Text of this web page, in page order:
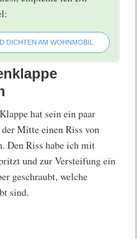
DICHTEN AM WOHNMOBIL
hat sein ein paar
Mitte einen Riss von
Den Riss habe ich mit
und zur Versteifung ein
geschraubt, welche
sind.